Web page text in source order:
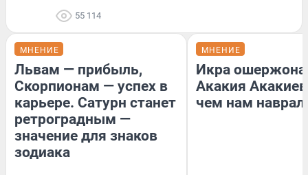
55 114
МНЕНИЕ
Львам — прибыль,
Скорпионам — успех в
карьере. Сатурн станет
ретроградным —
значение для знаков
зодиака
МНЕНИЕ
Икра
Акакия
чем нам